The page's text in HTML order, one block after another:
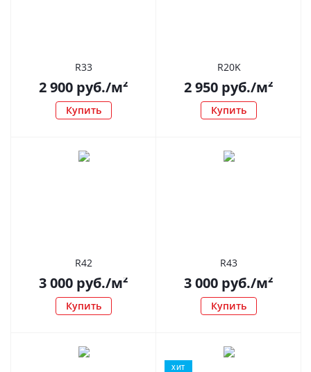
R33
2 900 руб./м²
Купить
R20K
2 950 руб./м²
Купить
R42
3 000 руб./м²
Купить
R43
3 000 руб./м²
Купить
ХИТ